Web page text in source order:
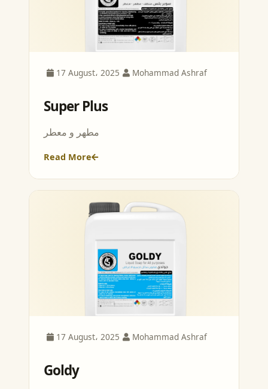
17 August، 2025 Mohammad Ashraf
Super Plus
مطهر و معطر
Read More
17 August، 2025 Mohammad Ashraf
Goldy